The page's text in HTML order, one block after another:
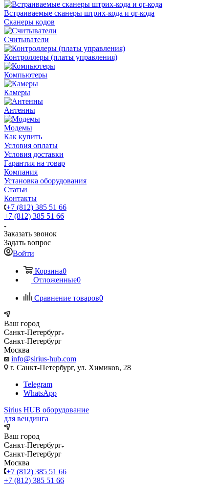
Встраиваемые сканеры штрих-кода и qr-кода
Сканеры кодов
Считыватели
Контроллеры (платы управления)
Компьютеры
Камеры
Антенны
Модемы
Как купить
Условия оплаты
Условия доставки
Гарантия на товар
Компания
Установка оборудования
Статьи
Контакты
+7 (812) 385 51 66
+7 (812) 385 51 66
Заказать звонок
Задать вопрос
Войти
Корзина0
Отложенные0
Сравнение товаров0
Ваш город
Санкт-Петербург
Санкт-Петербург
Москва
info@sirius-hub.com
г. Санкт-Петербург, ул. Химиков, 28
Telegram
WhatsApp
Sirius HUB оборудование
для вендинга
Ваш город
Санкт-Петербург
Санкт-Петербург
Москва
+7 (812) 385 51 66
+7 (812) 385 51 66